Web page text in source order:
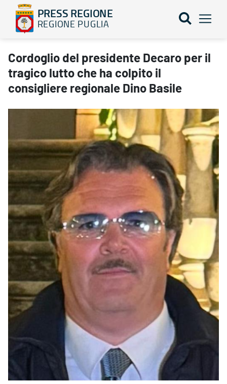
PRESS REGIONE
REGIONE PUGLIA
Cordoglio del presidente Decaro per il tragico lutto che ha colpito
Cordoglio del presidente Decaro per il
tragico lutto che ha colpito il
consigliere regionale Dino Basile